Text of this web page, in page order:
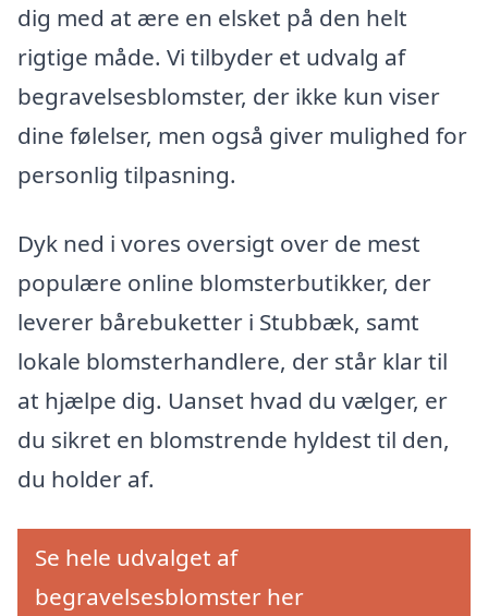
dig med at ære en elsket på den helt
rigtige måde. Vi tilbyder et udvalg af
begravelsesblomster, der ikke kun viser
dine følelser, men også giver mulighed for
personlig tilpasning.
Dyk ned i vores oversigt over de mest
populære online blomsterbutikker, der
leverer bårebuketter i Stubbæk, samt
lokale blomsterhandlere, der står klar til
at hjælpe dig. Uanset hvad du vælger, er
du sikret en blomstrende hyldest til den,
du holder af.
Se hele udvalget af
begravelsesblomster her